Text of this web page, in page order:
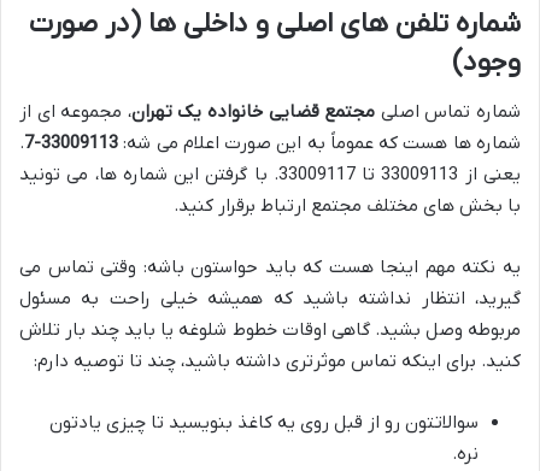
شماره تلفن های اصلی و داخلی ها (در صورت
وجود)
شماره تماس اصلی مجتمع قضایی خانواده یک تهران، مجموعه ای از
شماره ها هست که عموماً به این صورت اعلام می شه: 33009113-7
.
یعنی از 33009113 تا 33009117. با گرفتن این شماره ها، می تونید
با بخش های مختلف مجتمع ارتباط برقرار کنید.
یه نکته مهم اینجا هست که باید حواستون باشه: وقتی تماس می
گیرید، انتظار نداشته باشید که همیشه خیلی راحت به مسئول
مربوطه وصل بشید. گاهی اوقات خطوط شلوغه یا باید چند بار تلاش
کنید. برای اینکه تماس موثرتری داشته باشید، چند تا توصیه دارم:
سوالاتتون رو از قبل روی یه کاغذ بنویسید تا چیزی یادتون
نره.